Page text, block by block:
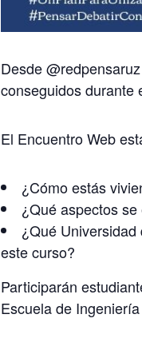
Desde
conseguidos durante
El Encuentro Web
¿Cómo estás
¿Qué aspectos
¿Qué
este curso?
Participarán
Escuela de